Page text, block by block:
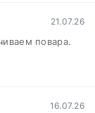
21.07.26
повара.
16.07.26